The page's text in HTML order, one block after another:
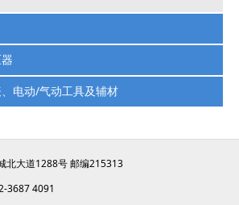
周边品
关电源
电动/气动工具及辅材
北大道1288号 邮编215313
3687 4091